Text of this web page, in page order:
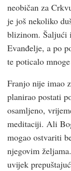
neobičan za
je još nekoliko
blizinom. Šaljući
Evanđelje, a po
te poticalo
Franjo nije imao
planirao postati
osamljeno,
meditaciji. Ali
mogao ostvariti
njegovim
uvijek